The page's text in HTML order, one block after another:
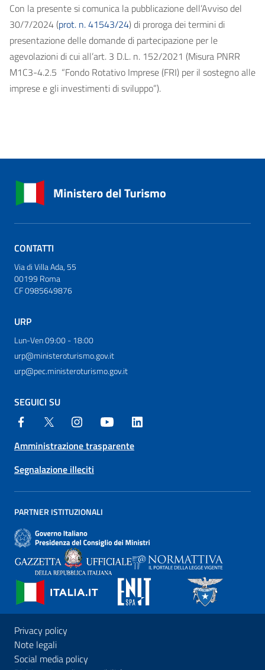
Con la presente si comunica la pubblicazione dell’Avviso del
30/7/2024 (prot. n. 41543/24) di proroga dei termini di
presentazione delle domande di partecipazione per le
agevolazioni di cui all’art. 3 D.L. n. 152/2021 (Misura PNRR
M1C3-4.2.5 “Fondo Rotativo Imprese (FRI) per il sostegno alle
imprese e gli investimenti di sviluppo”).
CONTATTI
Via di Villa Ada, 55
00199 Roma
CF 0985649876
URP
Lun-Ven 09:00 - 18:00
urp@ministeroturismo.gov.it
urp@pec.ministeroturismo.gov.it
SEGUICI SU
Amministrazione trasparente
Segnalazione illeciti
PARTNER ISTITUZIONALI
Privacy policy
Note legali
Social media policy